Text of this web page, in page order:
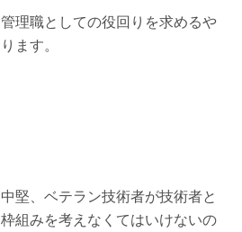
理職としての役回りを求めるや
ます。
堅、ベテラン技術者が技術者と
組みを考えなくてはいけないの